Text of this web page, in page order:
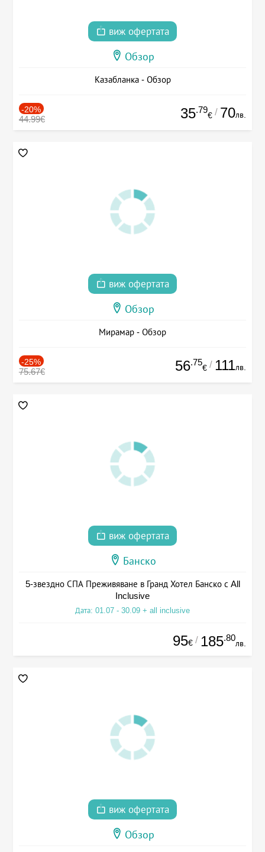
виж офертата
Обзор
Казабланка - Обзор
-20%
44.99€ 35.79
€ / 70лв.
виж офертата
Обзор
Мирамар - Обзор
-25%
75.67€ 56.75
€ / 111лв.
виж офертата
Банско
5-звездно СПА Преживяване в Гранд Хотел Банско с All
Inclusive
Дата: 01.07 - 30.09 + all inclusive
95€ / 185.80
лв.
виж офертата
Обзор